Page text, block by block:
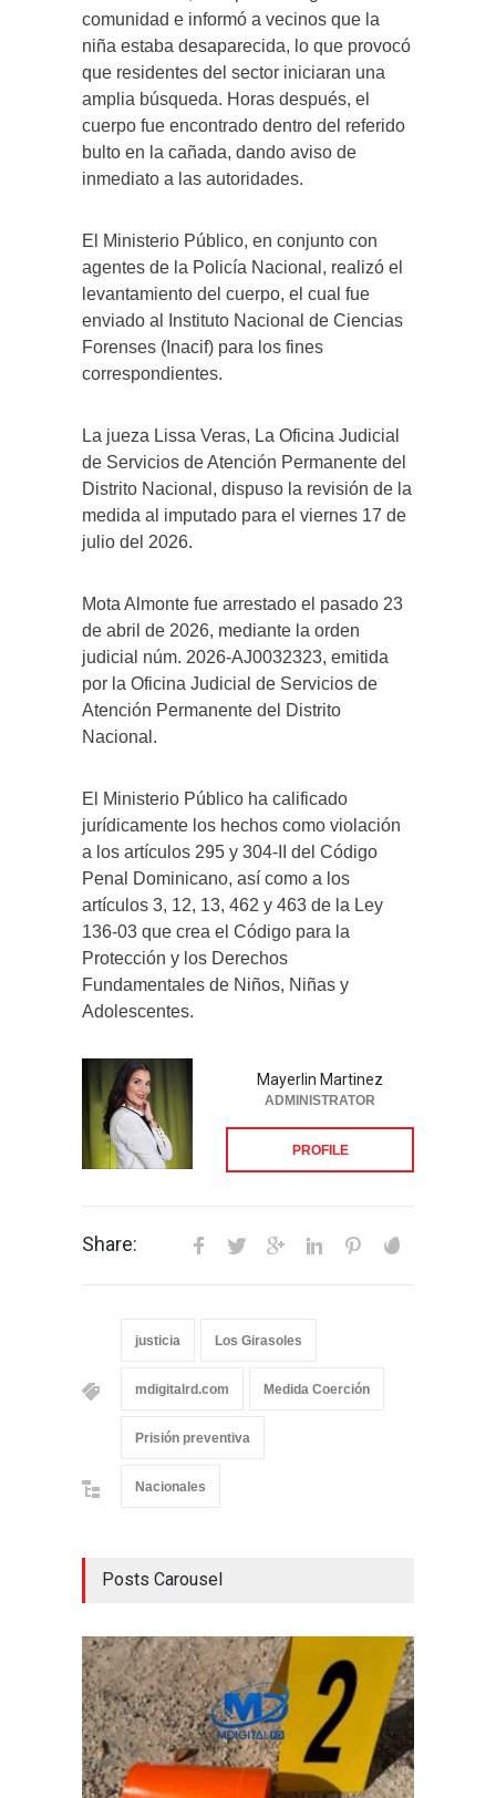
comunidad e informó a vecinos que la
niña estaba desaparecida, lo que provocó
que residentes del sector iniciaran una
amplia búsqueda. Horas después, el
cuerpo fue encontrado dentro del referido
bulto en la cañada, dando aviso de
inmediato a las autoridades.
El Ministerio Público, en conjunto con
agentes de la Policía Nacional, realizó el
levantamiento del cuerpo, el cual fue
enviado al Instituto Nacional de Ciencias
Forenses (Inacif) para los fines
correspondientes.
La jueza Lissa Veras, La Oficina Judicial
de Servicios de Atención Permanente del
Distrito Nacional, dispuso la revisión de la
medida al imputado para el viernes 17 de
julio del 2026.
Mota Almonte fue arrestado el pasado 23
de abril de 2026, mediante la orden
judicial núm. 2026-AJ0032323, emitida
por la Oficina Judicial de Servicios de
Atención Permanente del Distrito
Nacional.
El Ministerio Público ha calificado
jurídicamente los hechos como violación
a los artículos 295 y 304-II del Código
Penal Dominicano, así como a los
artículos 3, 12, 13, 462 y 463 de la Ley
136-03 que crea el Código para la
Protección y los Derechos
Fundamentales de Niños, Niñas y
Adolescentes.
Mayerlin Martinez
ADMINISTRATOR
PROFILE
Share:
justicia Los Girasoles
mdigitalrd.com Medida Coerción
Prisión preventiva
Nacionales
Posts Carousel